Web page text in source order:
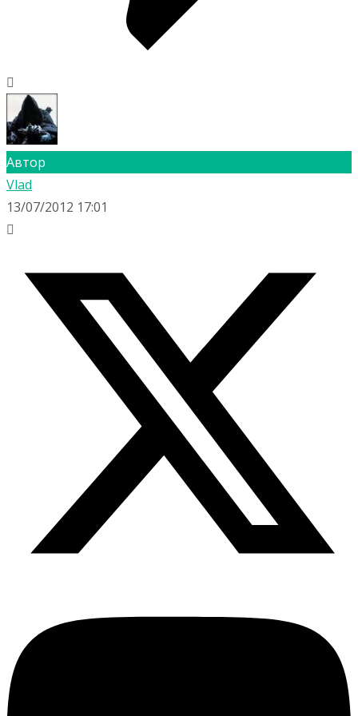
Автор
Vlad
13/07/2012 17:01